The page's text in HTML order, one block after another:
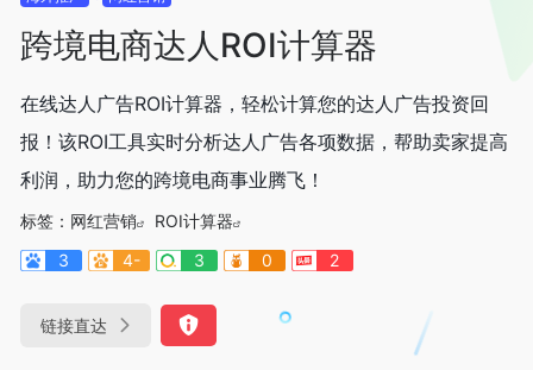
跨境电商达人ROI计算器
在线达人广告ROI计算器，轻松计算您的达人广告投资回
报！该ROI工具实时分析达人广告各项数据，帮助卖家提高
利润，助力您的跨境电商事业腾飞！
标签： 网红营销
ROI计算器
3
4- 3 0 2
链接直达